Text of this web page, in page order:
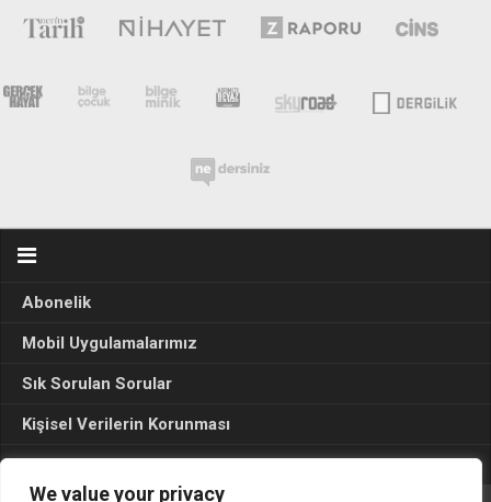
We value your privacy
Abonelik
Mobil Uygulamalarımız
Sık Sorulan Sorular
Kişisel Verilerin Korunması
Seçim Sonuçları 2024